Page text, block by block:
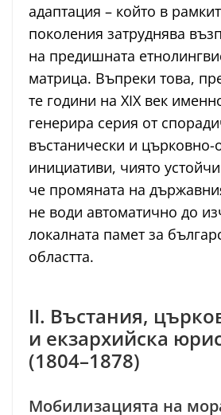
адаптация – който в
поколения затруднява
на предишната
матрица. Въпреки това,
те години на XIX век
генерира серия от
въстанически и
инициативи, чиято
че промяната на
не води автоматично до
локалната памет за
областта.
II. Въстания,
и екзархийска
(1804–1878)
Мобилизацията на